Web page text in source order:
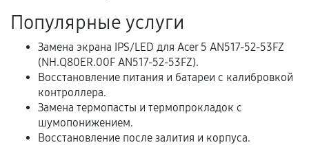
Расширенная гарантия
В некоторых случаях возможно оформление
расширенной гарантии. Стоимость, сроки и
условия продления согласовываются отдельно и
фиксируются в документах.
Популярные услуги
Замена экрана IPS/LED для Acer 5 AN517-52-53FZ
(NH.Q80ER.00F AN517-52-53FZ).
Восстановление питания и батареи с калибровкой
контроллера.
Замена термопасты и термопрокладок с
шумопонижением.
Восстановление после залития и корпуса.